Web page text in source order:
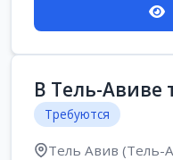
В Тель-Авиве
Требуются
Тель Авив (Тель-